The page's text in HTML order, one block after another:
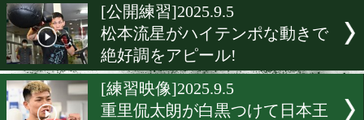
[ラストスパー]2025.9.6
井上尚弥が120ラウンドの
ーリングを消化